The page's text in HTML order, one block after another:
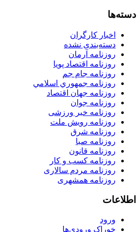
دسته‌ها
اخبار کارگران
دسته‌بندی نشده
روزنامه آرمان
روزنامه اقتصاد پویا
روزنامه جام جم
روزنامه جمهوري اسلامي
روزنامه جهان اقتصاد
روزنامه جوان
روزنامه خبر ورزشى
روزنامه رویش ملت
روزنامه شرق
روزنامه صبا
روزنامه قانون
روزنامه كسب و كار
روزنامه مردم سالاری
روزنامه همشهری
اطلاعات
ورود
خوراک ورودی‌ها